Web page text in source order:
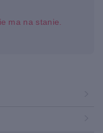
ma na stanie.